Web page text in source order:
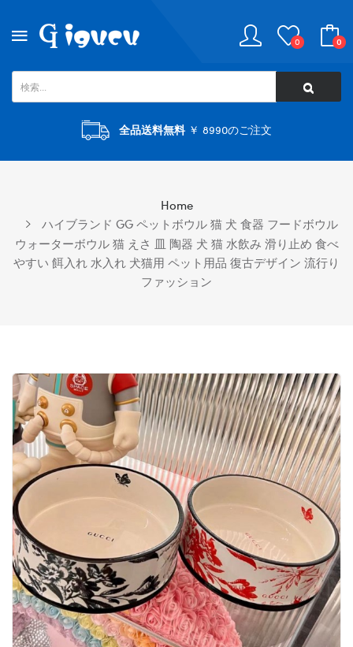
0 0
全品送料無料￥ 8990のご注文
Home
ハイブランド GG ペットボウル 猫 犬 食器 フードボウル
ウォーターボウル 猫 えさ 皿 陶器 犬 猫 水飲み 滑り止め 食べ
やすい 餌入れ 水入れ 犬猫用 ペット用品 復古デザイン 流行り
ファッション